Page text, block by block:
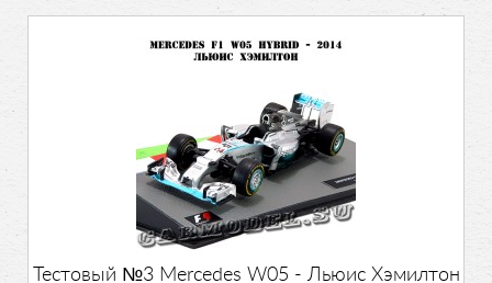
Тестовый №3 Mercedes W05 - Льюис Хэмилтон